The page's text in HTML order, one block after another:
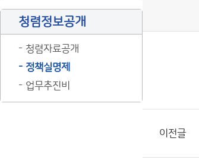
청렴정보공개
청렴자료공개
정책실명제
업무추진비
이전글